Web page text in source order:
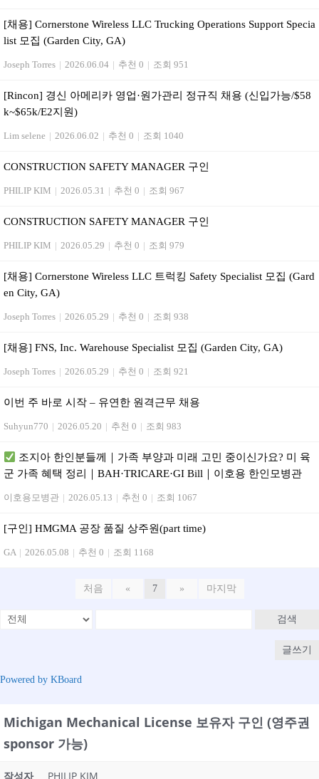
[채용] Cornerstone Wireless LLC Trucking Operations Support Specia
list 모집 (Garden City, GA)
Joseph Torres | 2026.06.04 | 추천 0 | 조회 951
[Rincon] 경신 아메리카 영업·원가관리 정규직 채용 (신입가능/$58
k~$65k/E2지원)
Lim selene | 2026.06.02 | 추천 0 | 조회 1040
CONSTRUCTION SAFETY MANAGER 구인
PHILIP KIM | 2026.05.31 | 추천 0 | 조회 967
CONSTRUCTION SAFETY MANAGER 구인
PHILIP KIM | 2026.05.29 | 추천 0 | 조회 979
[채용] Cornerstone Wireless LLC 트럭킹 Safety Specialist 모집 (Gard
en City, GA)
Joseph Torres | 2026.05.29 | 추천 0 | 조회 938
[채용] FNS, Inc. Warehouse Specialist 모집 (Garden City, GA)
Joseph Torres | 2026.05.29 | 추천 0 | 조회 921
이번 주 바로 시작 – 유연한 원격근무 채용
Suhyun770 | 2026.05.20 | 추천 0 | 조회 983
조지아 한인분들께｜가족 부양과 미래 고민 중이신가요? 미 육
군 가족 혜택 정리｜BAH·TRICARE·GI Bill｜이호용 한인모병관
이호용모병관 | 2026.05.13 | 추천 0 | 조회 1067
[구인] HMGMA 공장 품질 상주원(part time)
GA | 2026.05.08 | 추천 0 | 조회 1168
처음 « 7 » 마지막
검색
글쓰기
Powered by KBoard
Michigan Mechanical License 보유자 구인 (영주권
sponsor 가능)
작성자 PHILIP KIM